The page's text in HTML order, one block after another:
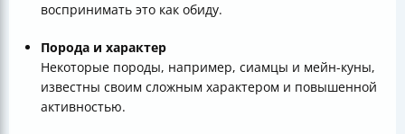
воспринимать это как обиду.
Порода и характер
Некоторые породы, например, сиамцы и мейн-куны,
известны своим сложным характером и повышенной
активностью.